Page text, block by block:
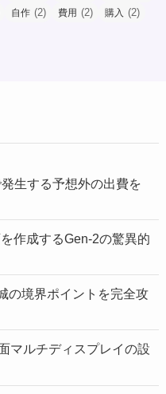
自作 (2) 費用 (2) 購入 (2)
生する予想外の出費を
作成するGen-2の驚異的
の境界ポイントを完全攻
マルチディスプレイの設